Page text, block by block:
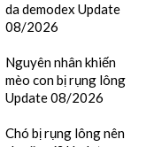
da demodex Update
08/2026
Nguyên nhân khiến
mèo con bị rụng lông
Update 08/2026
Chó bị rụng lông nên